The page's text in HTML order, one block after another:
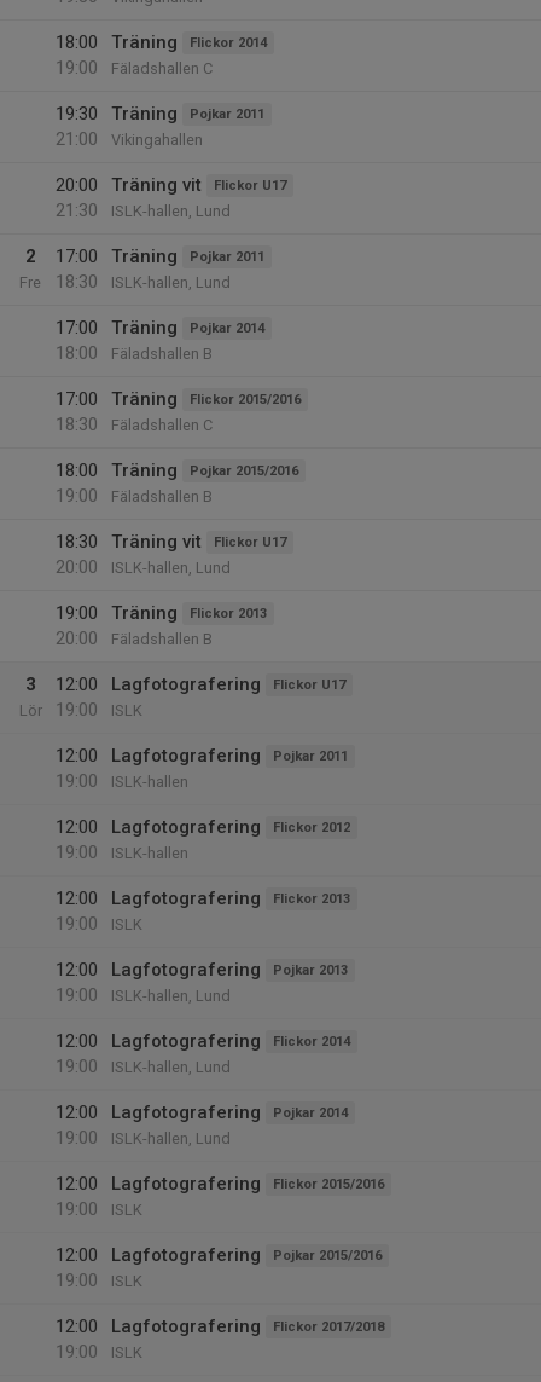
18:00
19:00
Träning Flickor 2014
Fäladshallen C
19:30
21:00
Träning Pojkar 2011
Vikingahallen
20:00
21:30
Träning vit Flickor U17
ISLK-hallen, Lund
2
Fre
17:00
18:30
Träning Pojkar 2011
ISLK-hallen, Lund
17:00
18:00
Träning Pojkar 2014
Fäladshallen B
17:00
18:30
Träning Flickor 2015/2016
Fäladshallen C
18:00
19:00
Träning Pojkar 2015/2016
Fäladshallen B
18:30
20:00
Träning vit Flickor U17
ISLK-hallen, Lund
19:00
20:00
Träning Flickor 2013
Fäladshallen B
3
Lör
12:00
19:00
Lagfotografering Flickor U17
ISLK
12:00
19:00
Lagfotografering Pojkar 2011
ISLK-hallen
12:00
19:00
Lagfotografering Flickor 2012
ISLK-hallen
12:00
19:00
Lagfotografering Flickor 2013
ISLK
12:00
19:00
Lagfotografering Pojkar 2013
ISLK-hallen, Lund
12:00
19:00
Lagfotografering Flickor 2014
ISLK-hallen, Lund
12:00
19:00
Lagfotografering Pojkar 2014
ISLK-hallen, Lund
12:00
19:00
Lagfotografering Flickor 2015/2016
ISLK
12:00
19:00
Lagfotografering Pojkar 2015/2016
ISLK
12:00
19:00
Lagfotografering Flickor 2017/2018
ISLK